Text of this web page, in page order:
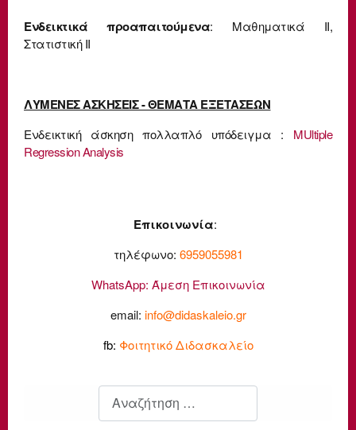
Ενδεικτικά προαπαιτούμενα: Μαθηματικά ΙΙ,
Στατιστική ΙΙ
ΛΥΜΕΝΕΣ ΑΣΚΗΣΕΙΣ - ΘΕΜΑΤΑ ΕΞΕΤΑΣΕΩΝ
Ενδεικτική άσκηση πολλαπλό υπόδειγμα : MUltiple
Regression Analysis
Επικοινωνία:
τηλέφωνο: 6959055981
WhatsApp: Άμεση Επικοινωνία
email: info@didaskaleio.gr
fb: Φοιτητικό Διδασκαλείο
Αναζήτηση